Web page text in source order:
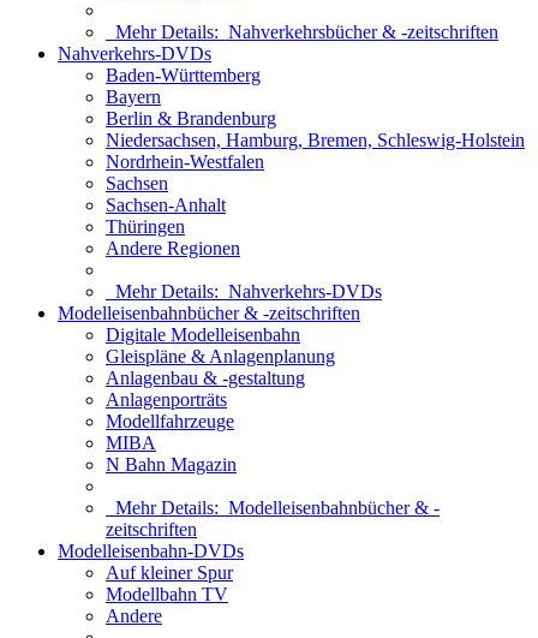
Mehr Details: Nahverkehrsbücher & -zeitschriften
Nahverkehrs-DVDs
Baden-Württemberg
Bayern
Berlin & Brandenburg
Niedersachsen, Hamburg, Bremen, Schleswig-Holstein
Nordrhein-Westfalen
Sachsen
Sachsen-Anhalt
Thüringen
Andere Regionen
Mehr Details: Nahverkehrs-DVDs
Modelleisenbahnbücher & -zeitschriften
Digitale Modelleisenbahn
Gleispläne & Anlagenplanung
Anlagenbau & -gestaltung
Anlagenporträts
Modellfahrzeuge
MIBA
N Bahn Magazin
Mehr Details: Modelleisenbahnbücher & -
zeitschriften
Modelleisenbahn-DVDs
Auf kleiner Spur
Modellbahn TV
Andere